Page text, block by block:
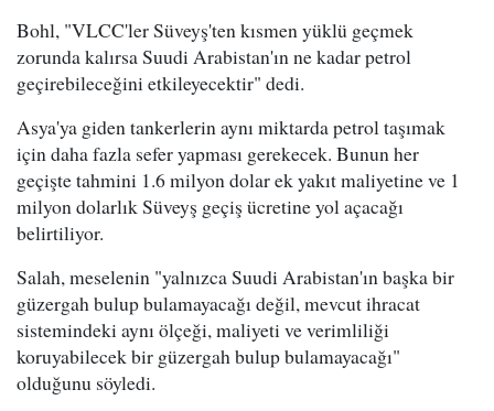
Bohl, "VLCC'ler Süveyş'ten kısmen yüklü geçmek
zorunda kalırsa Suudi Arabistan'ın ne kadar petrol
geçirebileceğini etkileyecektir" dedi.
Asya'ya giden tankerlerin aynı miktarda petrol taşımak
için daha fazla sefer yapması gerekecek. Bunun her
geçişte tahmini 1.6 milyon dolar ek yakıt maliyetine ve 1
milyon dolarlık Süveyş geçiş ücretine yol açacağı
belirtiliyor.
Salah, meselenin "yalnızca Suudi Arabistan'ın başka bir
güzergah bulup bulamayacağı değil, mevcut ihracat
sistemindeki aynı ölçeği, maliyeti ve verimliliği
koruyabilecek bir güzergah bulup bulamayacağı"
olduğunu söyledi.